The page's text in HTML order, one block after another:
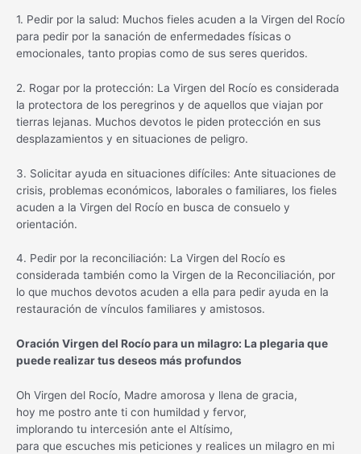
1. Pedir por la salud: Muchos fieles acuden a la Virgen del Rocío
para pedir por la sanación de enfermedades físicas o
emocionales, tanto propias como de sus seres queridos.
2. Rogar por la protección: La Virgen del Rocío es considerada
la protectora de los peregrinos y de aquellos que viajan por
tierras lejanas. Muchos devotos le piden protección en sus
desplazamientos y en situaciones de peligro.
3. Solicitar ayuda en situaciones difíciles: Ante situaciones de
crisis, problemas económicos, laborales o familiares, los fieles
acuden a la Virgen del Rocío en busca de consuelo y
orientación.
4. Pedir por la reconciliación: La Virgen del Rocío es
considerada también como la Virgen de la Reconciliación, por
lo que muchos devotos acuden a ella para pedir ayuda en la
restauración de vínculos familiares y amistosos.
Oración Virgen del Rocío para un milagro: La plegaria que
puede realizar tus deseos más profundos
Oh Virgen del Rocío, Madre amorosa y llena de gracia,
hoy me postro ante ti con humildad y fervor,
implorando tu intercesión ante el Altísimo,
para que escuches mis peticiones y realices un milagro en mi